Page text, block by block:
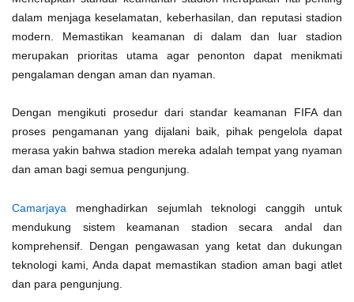
dalam menjaga keselamatan, keberhasilan, dan reputasi stadion
modern. Memastikan keamanan di dalam dan luar stadion
merupakan prioritas utama agar penonton dapat menikmati
pengalaman dengan aman dan nyaman.
Dengan mengikuti prosedur dari standar keamanan FIFA dan
proses pengamanan yang dijalani baik, pihak pengelola dapat
merasa yakin bahwa stadion mereka adalah tempat yang nyaman
dan aman bagi semua pengunjung.
Camarjaya menghadirkan sejumlah teknologi canggih untuk
mendukung sistem keamanan stadion secara andal dan
komprehensif. Dengan pengawasan yang ketat dan dukungan
teknologi kami, Anda dapat memastikan stadion aman bagi atlet
dan para pengunjung.